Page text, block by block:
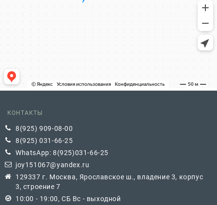
КОНТАКТЫ
8(925) 909-08-00
8(925) 031-66-25
WhatsApp: 8(925)031-66-25
joy151067@yandex.ru
129337 г. Москва, Ярославское ш., владение 3, корпус
3, строение 7
10:00 - 19:00, СБ Вс - выходной